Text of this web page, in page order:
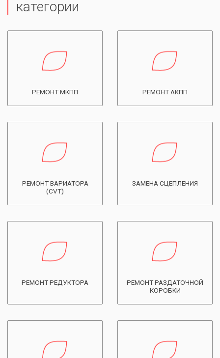
категории
РЕМОНТ МКПП РЕМОНТ АКПП
РЕМОНТ ВАРИАТОРА
(CVT)
ЗАМЕНА СЦЕПЛЕНИЯ
РЕМОНТ РЕДУКТОРА
РЕМОНТ РАЗДАТОЧНОЙ
КОРОБКИ